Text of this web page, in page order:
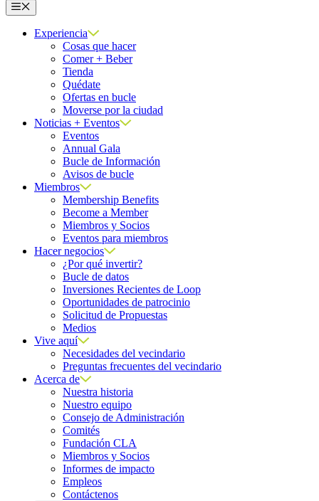
Menú
Experiencia
Cosas que hacer
Comer + Beber
Tienda
Quédate
Ofertas en bucle
Moverse por la ciudad
Noticias + Eventos
Eventos
Annual Gala
Bucle de Información
Avisos de bucle
Miembros
Membership Benefits
Become a Member
Miembros y Socios
Eventos para miembros
Hacer negocios
¿Por qué invertir?
Bucle de datos
Inversiones Recientes de Loop
Oportunidades de patrocinio
Solicitud de Propuestas
Medios
Vive aquí
Necesidades del vecindario
Preguntas frecuentes del vecindario
Acerca de
Nuestra historia
Nuestro equipo
Consejo de Administración
Comités
Fundación CLA
Miembros y Socios
Informes de impacto
Empleos
Contáctenos